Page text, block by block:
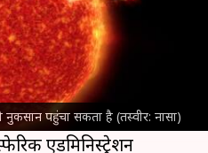
नुकसान पहुंचा सकता है (तस्वीर: नासा)
पर मौजूद एकसनस्पॉट
उत्पन्न हुआऔर कोरोनल
अंतरिक्ष में फैल गया।
एडमिनिस्ट्रेशन